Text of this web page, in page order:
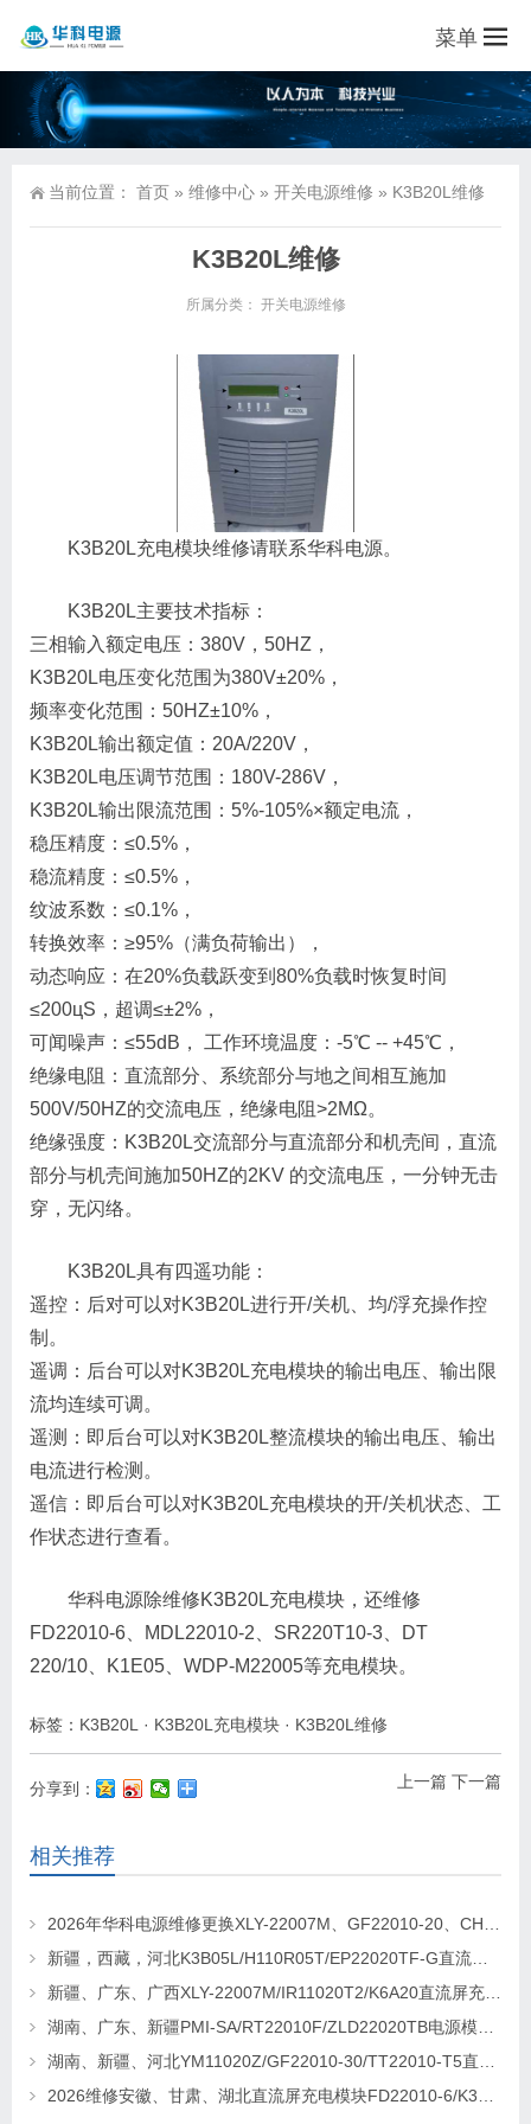
菜单
当前位置： 首页 » 维修中心 » 开关电源维修 » K3B20L维修
K3B20L维修
所属分类： 开关电源维修
K3B20L充电模块维修请联系华科电源。
K3B20L主要技术指标：
三相输入额定电压：380V，50HZ，
K3B20L电压变化范围为380V±20%，
频率变化范围：50HZ±10%，
K3B20L输出额定值：20A/220V，
K3B20L电压调节范围：180V-286V，
K3B20L输出限流范围：5%-105%×额定电流，
稳压精度：≤0.5%，
稳流精度：≤0.5%，
纹波系数：≤0.1%，
转换效率：≥95%（满负荷输出），
动态响应：在20%负载跃变到80%负载时恢复时间
≤200цS，超调≤±2%，
可闻噪声：≤55dB， 工作环境温度：-5℃ -- +45℃，
绝缘电阻：直流部分、系统部分与地之间相互施加
500V/50HZ的交流电压，绝缘电阻>2MΩ。
绝缘强度：K3B20L交流部分与直流部分和机壳间，直流
部分与机壳间施加50HZ的2KV 的交流电压，一分钟无击
穿，无闪络。
K3B20L具有四遥功能：
遥控：后对可以对K3B20L进行开/关机、均/浮充操作控
制。
遥调：后台可以对K3B20L充电模块的输出电压、输出限
流均连续可调。
遥测：即后台可以对K3B20L整流模块的输出电压、输出
电流进行检测。
遥信：即后台可以对K3B20L充电模块的开/关机状态、工
作状态进行查看。
华科电源除维修K3B20L充电模块，还维修
FD22010-6、MDL22010-2、SR220T10-3、DT
220/10、K1E05、WDP-M22005等充电模块。
标签： K3B20L · K3B20L充电模块 · K3B20L维修
上一篇 下一篇
分享到：
相关推荐
2026年华科电源维修更换XLY-22007M、GF22010-20、CHR-22020直流屏充电模块
新疆，西藏，河北K3B05L/H110R05T/EP22020TF-G直流屏充电模块维修更换
新疆、广东、广西XLY-22007M/IR11020T2/K6A20直流屏充电模块维修更换
湖南、广东、新疆PMI-SA/RT22010F/ZLD22020TB电源模块维修更换
湖南、新疆、河北YM11020Z/GF22010-30/TT22010-T5直流屏充电模块维修更换
2026维修安徽、甘肃、湖北直流屏充电模块FD22010-6/K3B20L/GF22010-10